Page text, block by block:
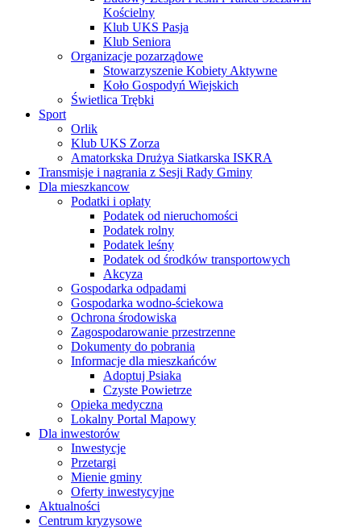
Kościelny
Klub UKS Pasja
Klub Seniora
Organizacje pozarządowe
Stowarzyszenie Kobiety Aktywne
Koło Gospodyń Wiejskich
Świetlica Trębki
Sport
Orlik
Klub UKS Zorza
Amatorkska Drużya Siatkarska ISKRA
Transmisje i nagrania z Sesji Rady Gminy
Dla mieszkancow
Podatki i opłaty
Podatek od nieruchomości
Podatek rolny
Podatek leśny
Podatek od środków transportowych
Akcyza
Gospodarka odpadami
Gospodarka wodno-ściekowa
Ochrona środowiska
Zagospodarowanie przestrzenne
Dokumenty do pobrania
Informacje dla mieszkańców
Adoptuj Psiaka
Czyste Powietrze
Opieka medyczna
Lokalny Portal Mapowy
Dla inwestorów
Inwestycje
Przetargi
Mienie gminy
Oferty inwestycyjne
Aktualności
Centrum kryzysowe